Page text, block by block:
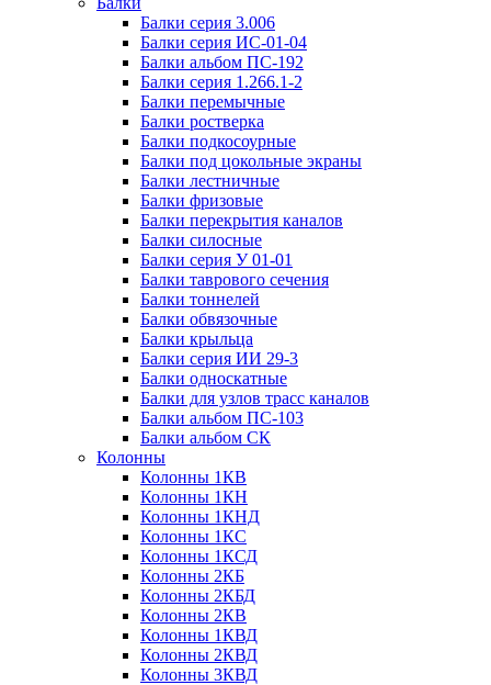
Балки серия 3.006
Балки серия ИС-01-04
Балки альбом ПС-192
Балки серия 1.266.1-2
Балки перемычные
Балки ростверка
Балки подкосоурные
Балки под цокольные экраны
Балки лестничные
Балки фризовые
Балки перекрытия каналов
Балки силосные
Балки серия У 01-01
Балки таврового сечения
Балки тоннелей
Балки обвязочные
Балки крыльца
Балки серия ИИ 29-3
Балки односкатные
Балки для узлов трасс каналов
Балки альбом ПС-103
Балки альбом СК
Колонны
Колонны 1КВ
Колонны 1КН
Колонны 1КНД
Колонны 1КС
Колонны 1КСД
Колонны 2КБ
Колонны 2КБД
Колонны 2КВ
Колонны 1КВД
Колонны 2КВД
Колонны 3КВД